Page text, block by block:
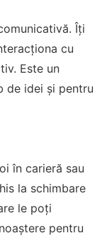
Îți
cu
Este un
de idei și pentru
în carieră sau
la schimbare
le poți
pentru